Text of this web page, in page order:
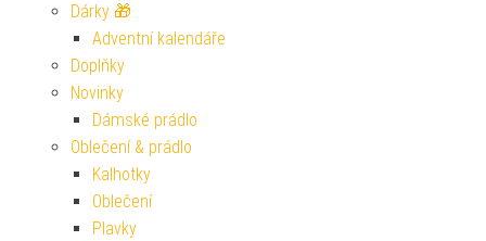
Dárky 🎁
Adventní kalendáře
Doplňky
Novinky
Dámské prádlo
Oblečení & prádlo
Kalhotky
Oblečení
Plavky